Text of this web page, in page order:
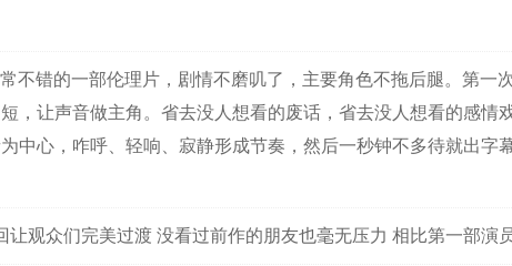
不错的一部伦理片，剧情不磨叽了，主要角色不拖后腿。第一
，让声音做主角。省去没人想看的废话，省去没人想看的感情
中心，咋呼、轻响、寂静形成节奏，然后一秒钟不多待就出字
让观众们完美过渡 没看过前作的朋友也毫无压力 相比第一部演